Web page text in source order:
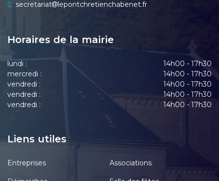
secretariat
lepontchretienchabenet.fr
Horaires de la mairie
lundi :
14h00 - 17h30
mercredi :
14h00 - 17h30
vendredi :
14h00 - 17h30
vendredi :
14h00 - 17h30
vendredi :
14h00 - 17h30
Liens utiles
Entreprises Associations